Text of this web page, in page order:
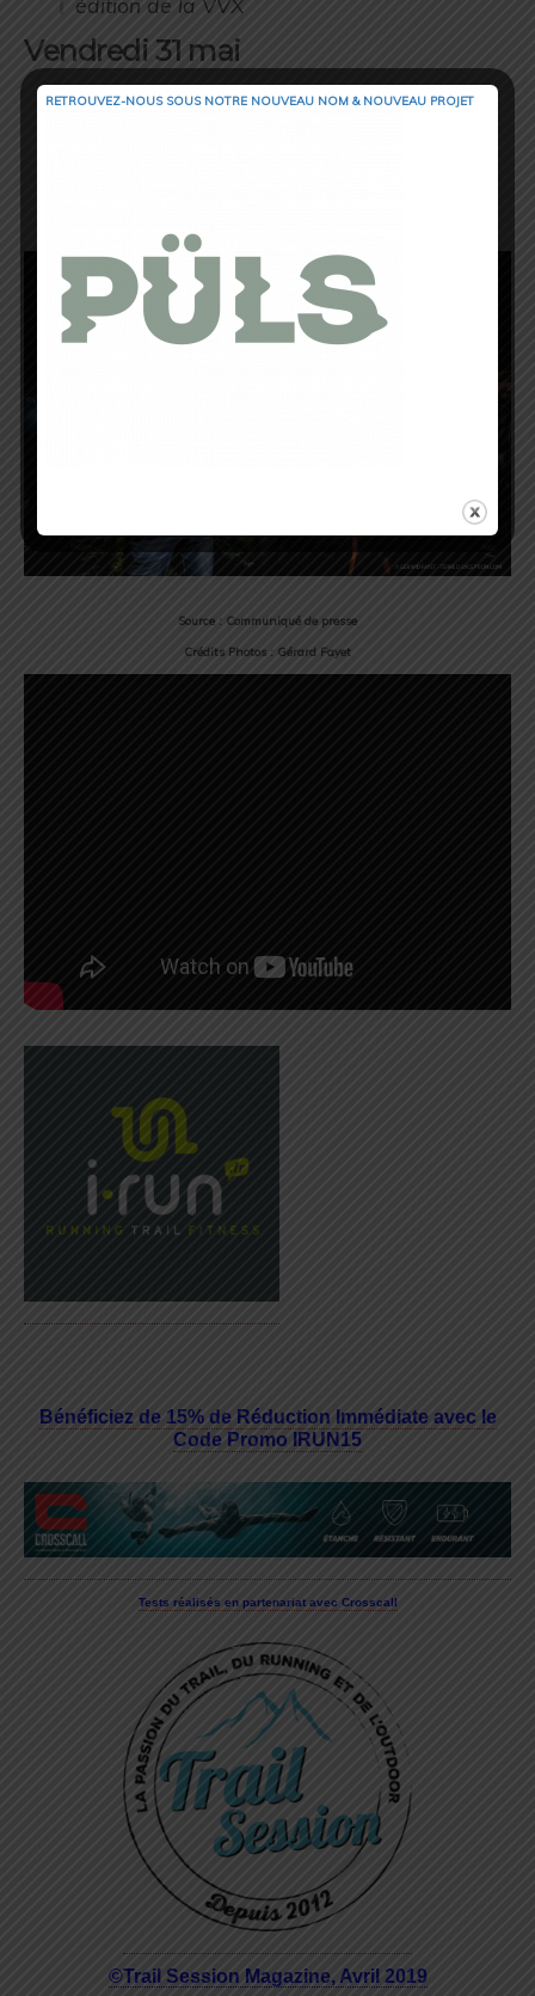
Vendredi 31 mai
Toute la journée
Source : Communiqué de presse
Crédits Photos : Gérard Fayet
Bénéficiez de 15% de Réduction Immédiate avec le
Code Promo IRUN15
Tests réalisés en partenariat avec Crosscall
©Trail Session Magazine, Avril 2019
RETROUVEZ-NOUS SOUS NOTRE NOUVEAU NOM & NOUVEAU PROJET